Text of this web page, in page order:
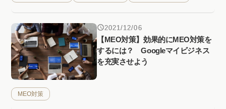
2021/12/06
【MEO対策】効果的にMEO対策を
するには？ Googleマイビジネス
を充実させよう
MEO対策